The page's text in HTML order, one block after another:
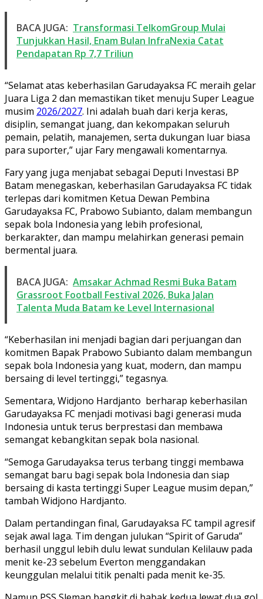
BACA JUGA: Transformasi TelkomGroup Mulai
Tunjukkan Hasil, Enam Bulan InfraNexia Catat
Pendapatan Rp 7,7 Triliun
“Selamat atas keberhasilan Garudayaksa FC meraih gelar
Juara Liga 2 dan memastikan tiket menuju Super League
musim 2026/2027. Ini adalah buah dari kerja keras,
disiplin, semangat juang, dan kekompakan seluruh
pemain, pelatih, manajemen, serta dukungan luar biasa
para suporter,” ujar Fary mengawali komentarnya.
Fary yang juga menjabat sebagai Deputi Investasi BP
Batam menegaskan, keberhasilan Garudayaksa FC tidak
terlepas dari komitmen Ketua Dewan Pembina
Garudayaksa FC, Prabowo Subianto, dalam membangun
sepak bola Indonesia yang lebih profesional,
berkarakter, dan mampu melahirkan generasi pemain
bermental juara.
BACA JUGA: Amsakar Achmad Resmi Buka Batam
Grassroot Football Festival 2026, Buka Jalan
Talenta Muda Batam ke Level Internasional
“Keberhasilan ini menjadi bagian dari perjuangan dan
komitmen Bapak Prabowo Subianto dalam membangun
sepak bola Indonesia yang kuat, modern, dan mampu
bersaing di level tertinggi,” tegasnya.
Sementara, Widjono Hardjanto berharap keberhasilan
Garudayaksa FC menjadi motivasi bagi generasi muda
Indonesia untuk terus berprestasi dan membawa
semangat kebangkitan sepak bola nasional.
“Semoga Garudayaksa terus terbang tinggi membawa
semangat baru bagi sepak bola Indonesia dan siap
bersaing di kasta tertinggi Super League musim depan,”
tambah Widjono Hardjanto.
Dalam pertandingan final, Garudayaksa FC tampil agresif
sejak awal laga. Tim dengan julukan “Spirit of Garuda”
berhasil unggul lebih dulu lewat sundulan Kelilauw pada
menit ke-23 sebelum Everton menggandakan
keunggulan melalui titik penalti pada menit ke-35.